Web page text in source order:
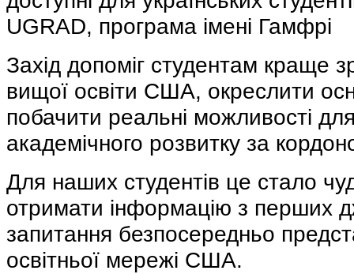
UGRAD, програма імені Гамфрі
Захід допоміг студентам краще
вищої освіти США, окреслити
побачити реальні можливості
академічного розвитку за
Для наших студентів це стало
отримати інформацію з перших
запитання безпосередньо
освітньої мережі США.